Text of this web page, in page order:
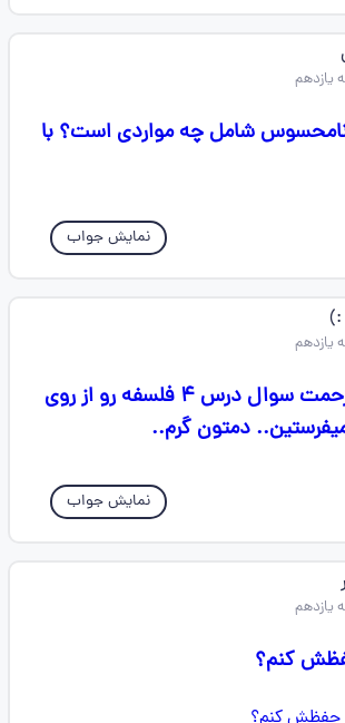
شامل چه مواردی است؟ با
نمایش جواب
سلام بچه ها بی زحمت سوال درس ۴ فلسفه رو از روی
دمتون گرم..
نمایش جواب
کنم؟